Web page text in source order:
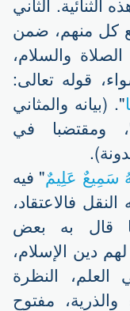
الثاني
كل منهم، ضمن
والسلام،
قوله تعالى:
". (بيانه والمثاني
ومقتضبا في
سَمِيعٌ عَلِيمٌ" فيه
فالاعتقاد،
قال به بعض
دين الإسلام،
العلم، النظرة
مفتوح